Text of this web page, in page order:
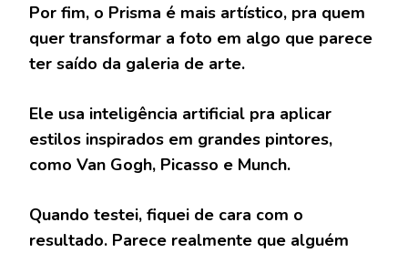
Por fim, o Prisma é mais artístico, pra quem
quer transformar a foto em algo que parece
ter saído da galeria de arte.
Ele usa inteligência artificial pra aplicar
estilos inspirados em grandes pintores,
como Van Gogh, Picasso e Munch.
Quando testei, fiquei de cara com o
resultado. Parece realmente que alguém